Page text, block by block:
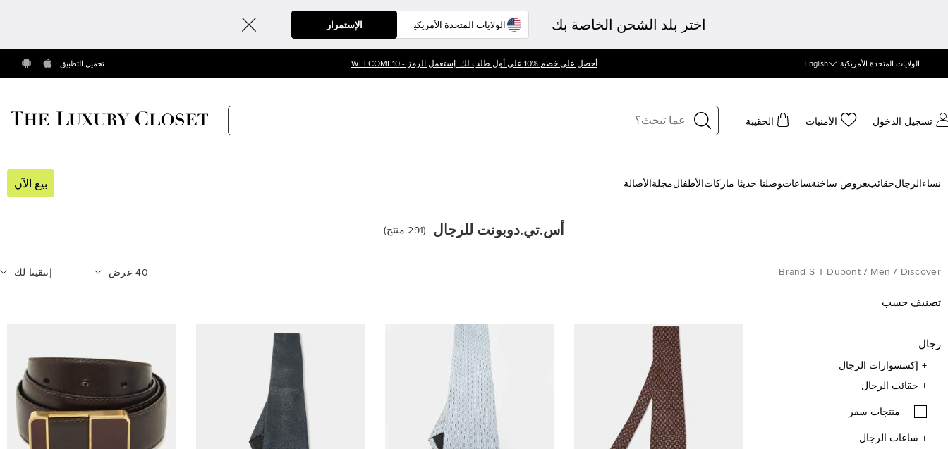
اختر بلد الشحن الخاصة بك الإستمرار
الولايات المتحدة الأمريكية English أحصل على خصم %10 على أول طلب لك. إستعمل الرمز - WELCOME10 تحميل التطبيق
تسجيل الدخول الأمنيات الحقيبة
نساء الرجالحقائب‍عروض ساخنة‍ساعات‍وصلنا حديثا ‍ ماركات الأطفالمجلة الأصالة بيع الآن
أس.تي.دوبونت للرجال (
291 منتج)
Discover
/
Men
/
Brand S T Dupont
40 عرض إنتقينا لك
تصنيف حسب
رجال
إكسسوارات الرجال
حقائب الرجال
منتجات سفر
ساعات الرجال